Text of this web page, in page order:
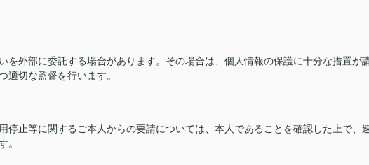
を外部に委託する場合があります。その場合は、個人情報の保護に十分な措置が
適切な監督を行います。
停止等に関するご本人からの要請については、本人であることを確認した上で、
。